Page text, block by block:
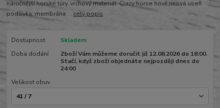
náročnější horské túry. vrchový materiál: Crazy horse hovězinová useň
podšívka: membrána ... celý popis
Dostupnost
Skladem
Doba dodání
Zboží Vám můžeme doručit již 12.08.2026 do 18:00.
Stačí, když zboží objednáte nejpozději dnes do
24:00
Velikost obuv